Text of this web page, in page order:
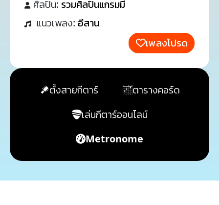
ศิลปิน: รวมศิลปินแกรมมี่
แนวเพลง: อีสาน
เพลงโปรด
ตั้งสายกีตาร์
ตารางคอร์ด
เล่นกีตาร์ออนไลน์
Metronome